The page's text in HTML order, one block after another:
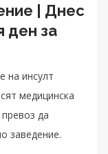
| Днес
ден за
на инсулт
медицинска
да
заведение.